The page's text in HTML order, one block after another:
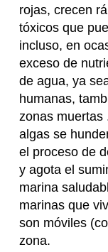
rojas, crecen
tóxicos que
incluso, en
exceso de
de agua, ya
humanas,
zonas muertas
algas se
el proceso de
y agota el
marina
marinas que
son móviles
zona.